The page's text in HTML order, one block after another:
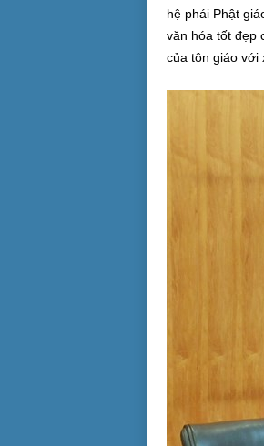
hệ phái Phật
văn hóa tốt đẹp
của tôn giáo với